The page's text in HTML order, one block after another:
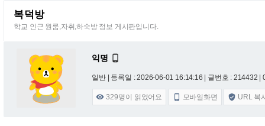
복덕방
학교 인근 원룸,자취,하숙방 정보 게시판입니다.
익명 
일반 | 등록일 : 2026-06-01 16:14:16 | 글번호 : 214432 |
 329명이 읽었어요  모바일화면  URL 복